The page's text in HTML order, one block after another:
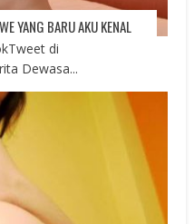
YANG BARU AKU KENAL
di
Dewasa...